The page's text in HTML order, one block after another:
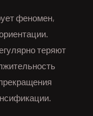
феномен,
теряют